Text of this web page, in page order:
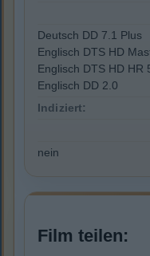
Deutsch DD 7.1 Plus
Englisch DTS HD
Englisch DTS HD HR
Englisch DD 2.0
Indiziert:
nein
Film teilen: